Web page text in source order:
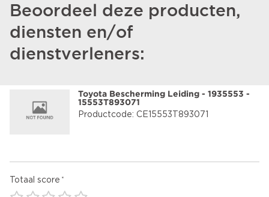
Beoordeel deze producten,
diensten en/of
dienstverleners:
Toyota Bescherming Leiding - 1935553 -
15553T893071
Productcode: CE15553T893071
Totaal score